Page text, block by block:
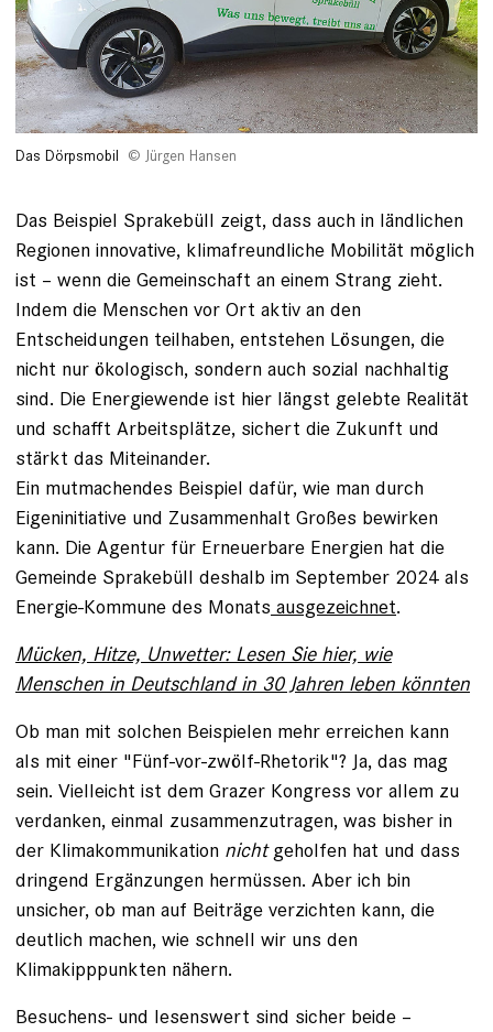
Das Dörpsmobil Jürgen Hansen
Das Beispiel Sprakebüll zeigt, dass auch in ländlichen
Regionen innovative, klimafreundliche Mobilität möglich
ist – wenn die Gemeinschaft an einem Strang zieht.
Indem die Menschen vor Ort aktiv an den
Entscheidungen teilhaben, entstehen Lösungen, die
nicht nur ökologisch, sondern auch sozial nachhaltig
sind. Die Energiewende ist hier längst gelebte Realität
und schafft Arbeitsplätze, sichert die Zukunft und
stärkt das Miteinander.
Ein mutmachendes Beispiel dafür, wie man durch
Eigeninitiative und Zusammenhalt Großes bewirken
kann. Die Agentur für Erneuerbare Energien hat die
Gemeinde Sprakebüll deshalb im September 2024 als
Energie-Kommune des Monats ausgezeichnet.
Mücken, Hitze, Unwetter: Lesen Sie hier, wie
Menschen in Deutschland in 30 Jahren leben könnten
Ob man mit solchen Beispielen mehr erreichen kann
als mit einer "Fünf-vor-zwölf-Rhetorik"? Ja, das mag
sein. Vielleicht ist dem Grazer Kongress vor allem zu
verdanken, einmal zusammenzutragen, was bisher in
der Klimakommunikation nichtgeholfen hat und dass
dringend Ergänzungen hermüssen. Aber ich bin
unsicher, ob man auf Beiträge verzichten kann, die
deutlich machen, wie schnell wir uns den
Klimakipppunkten nähern.
Besuchens- und lesenswert sind sicher beide –